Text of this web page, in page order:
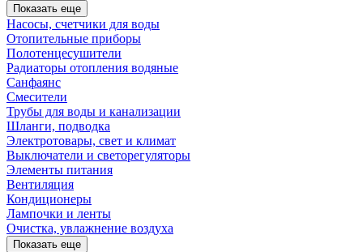
Показать еще
Насосы, счетчики для воды
Отопительные приборы
Полотенцесушители
Радиаторы отопления водяные
Санфаянс
Смесители
Трубы для воды и канализации
Шланги, подводка
Электротовары, свет и климат
Выключатели и светорегуляторы
Элементы питания
Вентиляция
Кондиционеры
Лампочки и ленты
Очистка, увлажнение воздуха
Показать еще